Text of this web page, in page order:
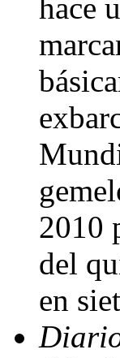
hace
2010
del
en